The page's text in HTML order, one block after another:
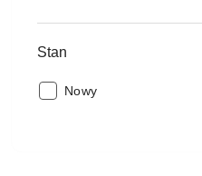
Stan
Stan:
Nowy